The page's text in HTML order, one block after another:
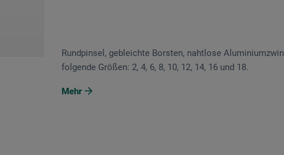
Rundpinsel, gebleichte Borsten, nahtlose
folgende Größen: 2, 4, 6, 8, 10, 12, 14, 16 und 18.
Mehr